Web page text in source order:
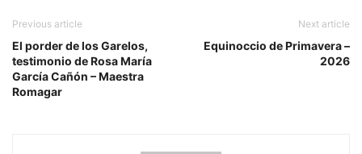
Previous article
El porder de los Garelos,
testimonio de Rosa María
García Cañón – Maestra
Romagar
Next article
Equinoccio de Primavera –
2026